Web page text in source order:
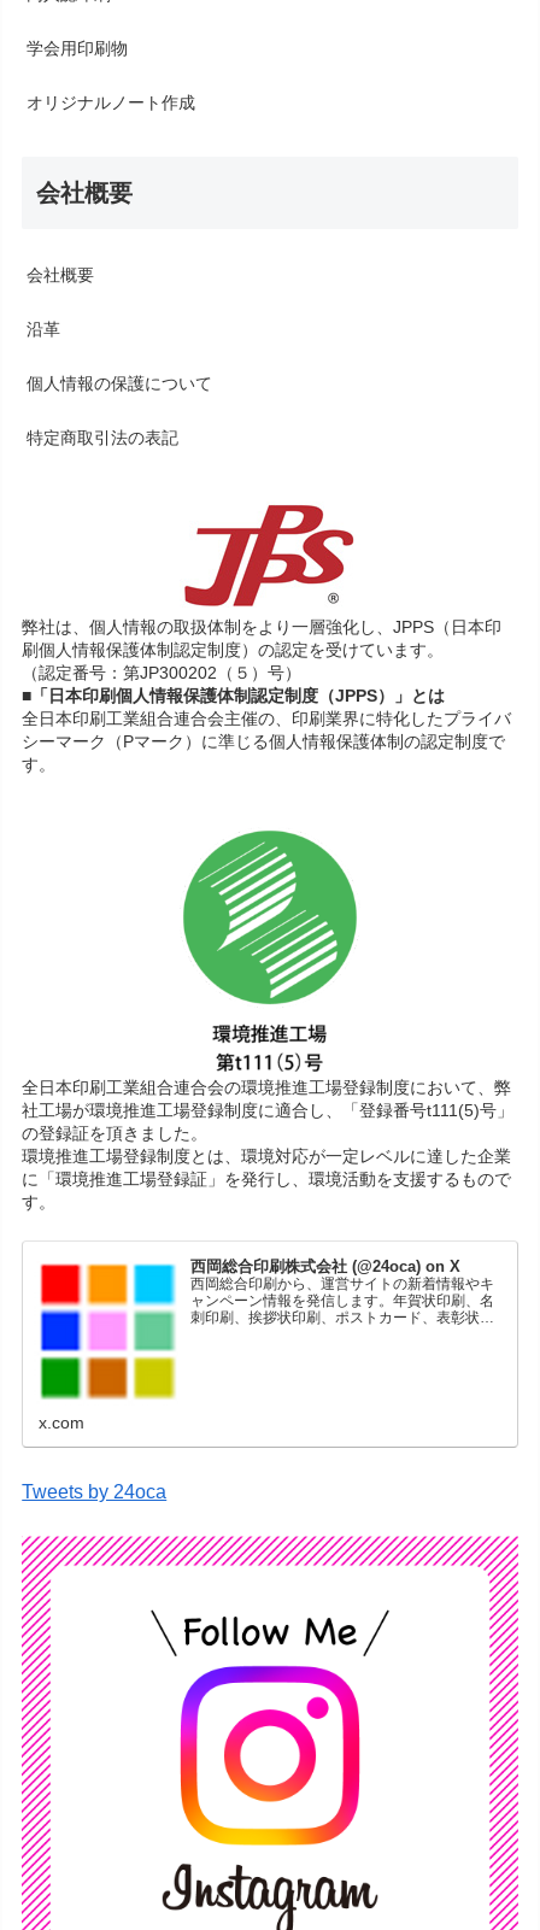
学会用印刷物
オリジナルノート作成
会社概要
会社概要
沿革
個人情報の保護について
特定商取引法の表記
弊社は、個人情報の取扱体制をより一層強化し、JPPS（日本印
刷個人情報保護体制認定制度）の認定を受けています。
（認定番号：第JP300202（５）号）
■「日本印刷個人情報保護体制認定制度（JPPS）」とは
全日本印刷工業組合連合会主催の、印刷業界に特化したプライバ
シーマーク（Pマーク）に準じる個人情報保護体制の認定制度で
す。
全日本印刷工業組合連合会の環境推進工場登録制度において、弊
社工場が環境推進工場登録制度に適合し、「登録番号t111(5)号」
の登録証を頂きました。
環境推進工場登録制度とは、環境対応が一定レベルに達した企業
に「環境推進工場登録証」を発行し、環境活動を支援するもので
す。
西岡総合印刷株式会社 (@24oca) on X
西岡総合印刷から、運営サイトの新着情報やキ
ャンペーン情報を発信します。年賀状印刷、名
刺印刷、挨拶状印刷、ポストカード、表彰状印
x.com
Tweets by 24oca